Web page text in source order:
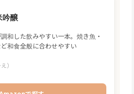
吟醸
和した飲みやすい一本。焼き魚・
和食全般に合わせやすい
）